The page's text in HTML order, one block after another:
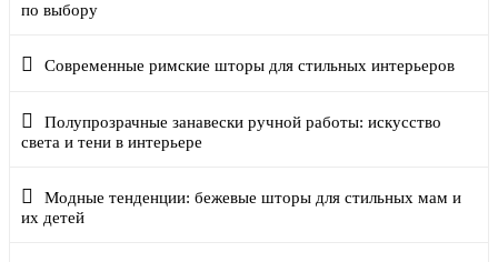
по выбору
Современные римские шторы для стильных интерьеров
Полупрозрачные занавески ручной работы: искусство
света и тени в интерьере
Модные тенденции: бежевые шторы для стильных мам и
их детей